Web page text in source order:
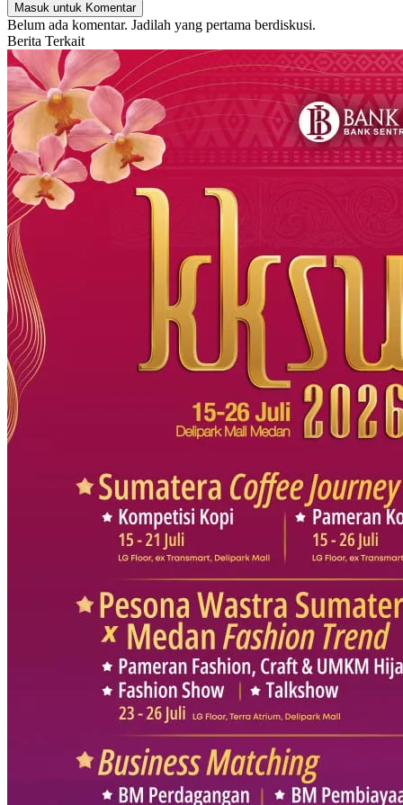
Masuk untuk Komentar
Belum ada komentar. Jadilah yang pertama berdiskusi.
Berita Terkait